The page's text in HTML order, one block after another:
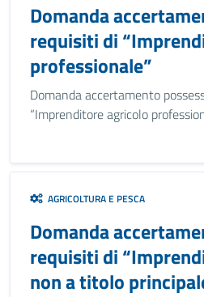
Domanda
requisiti di
professionale”
Domanda accertamento
“Imprenditore agricolo
AGRICOLTURA E PESCA
Domanda
requisiti di
non a titolo